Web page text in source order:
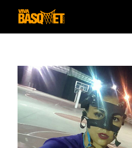
Saltar